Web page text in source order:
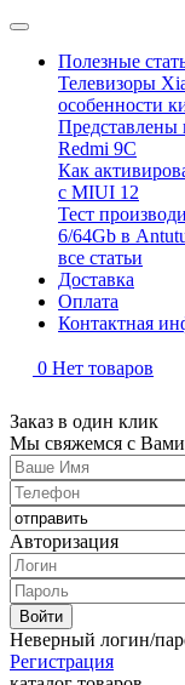
Полезные
Телевизоры
особенности
Redmi 9C
Как
с MIUI 12
Тест
6/64Gb в
все статьи
Доставка
Оплата
Контактная
0 Нет товаров
Заказ в один клик
Мы свяжемся с
Авторизация
Войти
Неверный логин/
Регистрация